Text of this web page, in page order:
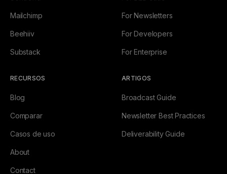
Mailchimp
Beehiiv
Substack
For Newsletters
For Developers
For Enterprise
RECURSOS
Blog
Comparar
Casos de uso
About
Contact
ARTIGOS
Broadcast Guide
Newsletter Best Practices
Deliverability Guide